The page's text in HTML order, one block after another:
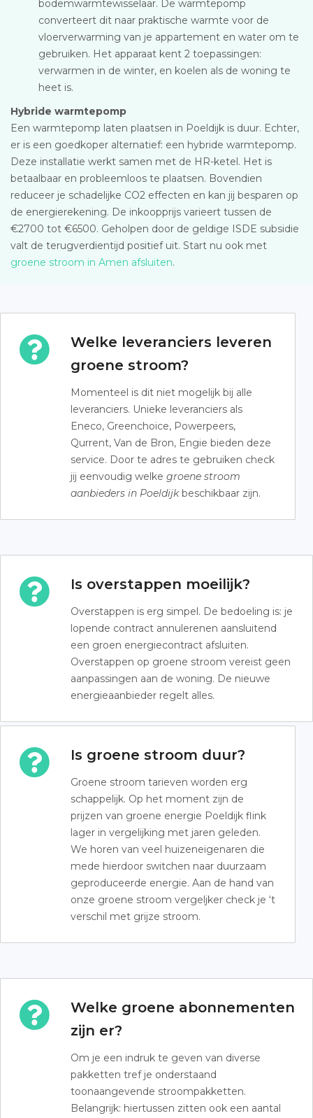
bodemwarmtewisselaar. De warmtepomp
converteert dit naar praktische warmte voor de
vloerverwarming van je appartement en water om te
gebruiken. Het apparaat kent 2 toepassingen:
verwarmen in de winter, en koelen als de woning te
heet is.
Hybride warmtepomp
Een warmtepomp laten plaatsen in Poeldijk is duur. Echter,
er is een goedkoper alternatief: een hybride warmtepomp.
Deze installatie werkt samen met de HR-ketel. Het is
betaalbaar en probleemloos te plaatsen. Bovendien
reduceer je schadelijke CO2 effecten en kan jij besparen op
de energierekening. De inkoopprijs varieert tussen de
€2700 tot €6500. Geholpen door de geldige ISDE subsidie
valt de terugverdientijd positief uit. Start nu ook met
groene stroom in Amen afsluiten.
Welke leveranciers leveren
groene stroom?
Momenteel is dit niet mogelijk bij alle
leveranciers. Unieke leveranciers als
Eneco, Greenchoice, Powerpeers,
Qurrent, Van de Bron, Engie bieden deze
service. Door te adres te gebruiken check
jij eenvoudig welke groene stroom
aanbieders in Poeldijkbeschikbaar zijn.
Is overstappen moeilijk?
Overstappen is erg simpel. De bedoeling is: je
lopende contract annulerenen aansluitend
een groen energiecontract afsluiten.
Overstappen op groene stroom vereist geen
aanpassingen aan de woning. De nieuwe
energieaanbieder regelt alles.
Is groene stroom duur?
Groene stroom tarieven worden erg
schappelijk. Op het moment zijn de
prijzen van groene energie Poeldijk flink
lager in vergelijking met jaren geleden.
We horen van veel huizeneigenaren die
mede hierdoor switchen naar duurzaam
geproduceerde energie. Aan de hand van
onze groene stroom vergeljker check je ‘t
verschil met grijze stroom.
Welke groene abonnementen
zijn er?
Om je een indruk te geven van diverse
pakketten tref je onderstaand
toonaangevende stroompakketten.
Belangrijk: hiertussen zitten ook een aantal